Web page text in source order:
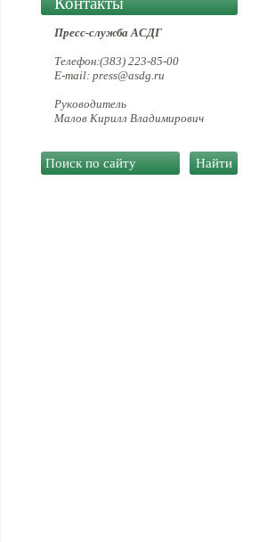
Пресс-служба АСДГ
Телефон:(383) 223-85-00
E-mail: press@asdg.ru
Руководитель
Малов Кирилл Владимирович